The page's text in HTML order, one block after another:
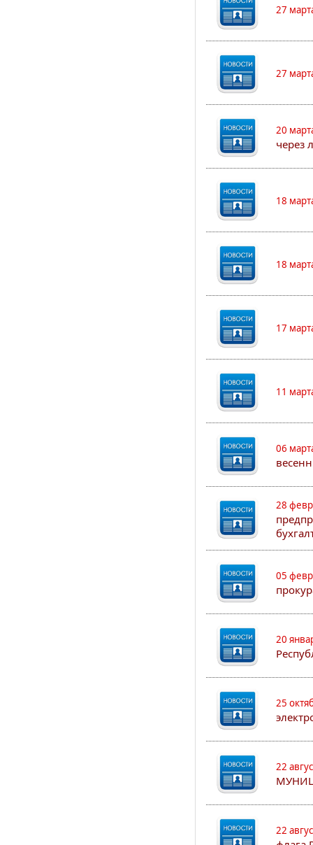
27
27
20
через
18
18
17
11
06
28
05
20
25
22
22